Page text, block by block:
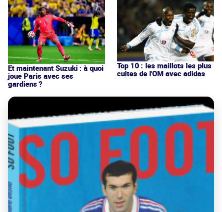
Et maintenant Suzuki : à quoi
joue Paris avec ses
gardiens ?
Top 10 : les maillots les plus
cultes de l'OM avec adidas